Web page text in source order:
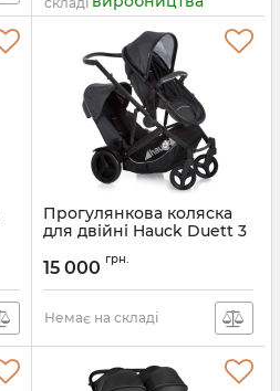
Прогулянкова коляска
для двійні Hauck Duett 3
15 000 грн.
Немає на складі